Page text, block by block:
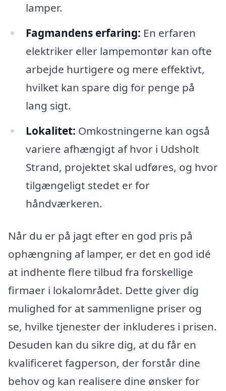
lamper.
Fagmandens erfaring: En erfaren
elektriker eller lampemontør kan ofte
arbejde hurtigere og mere effektivt,
hvilket kan spare dig for penge på
lang sigt.
Lokalitet: Omkostningerne kan også
variere afhængigt af hvor i Udsholt
Strand, projektet skal udføres, og hvor
tilgængeligt stedet er for
håndværkeren.
Når du er på jagt efter en god pris på
ophængning af lamper, er det en god idé
at indhente flere tilbud fra forskellige
firmaer i lokalområdet. Dette giver dig
mulighed for at sammenligne priser og
se, hvilke tjenester der inkluderes i prisen.
Desuden kan du sikre dig, at du får en
kvalificeret fagperson, der forstår dine
behov og kan realisere dine ønsker for